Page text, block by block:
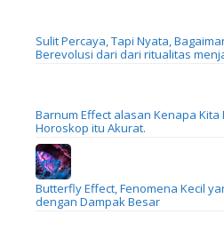
Sulit Percaya, Tapi Nyata,
Berevolusi dari dari ritualitas
Barnum Effect alasan Kenapa
Horoskop itu Akurat.
Butterfly Effect, Fenomena Kecil
dengan Dampak Besar